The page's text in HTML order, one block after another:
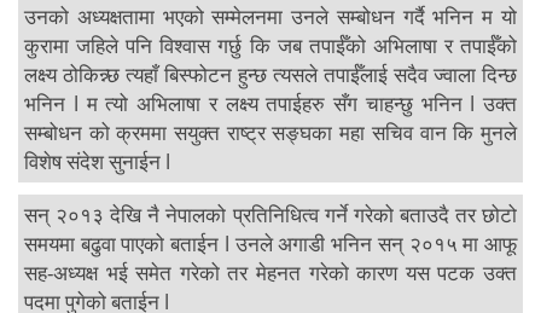
उनको अध्यक्षतामा भएको सम्मेलनमा उनले सम्बोधन गर्दै भनिन म यो
कुरामा जहिले पनि विश्वास गर्छु कि जब तपाईँको अभिलाषा र तपाईँको
लक्ष्य ठोकिन्न्छ त्यहाँ बिस्फोटन हुन्छ त्यसले तपाईँलाई सदैव ज्वाला दिन्छ
भनिन l म त्यो अभिलाषा र लक्ष्य तपाईहरु सँग चाहन्छु भनिन l उक्त
सम्बोधन को क्रममा सयुक्त राष्ट्र सङ्घका महा सचिव वान कि मुनले
विशेष संदेश सुनाईन l
सन् २०१३ देखि नै नेपालको प्रतिनिधित्व गर्ने गरेको बताउदै तर छोटो
समयमा बढुवा पाएको बताईन l उनले अगाडी भनिन सन् २०१५ मा आफू
सह-अध्यक्ष भई समेत गरेको तर मेहनत गरेको कारण यस पटक उक्त
पदमा पुगेको बताईन l